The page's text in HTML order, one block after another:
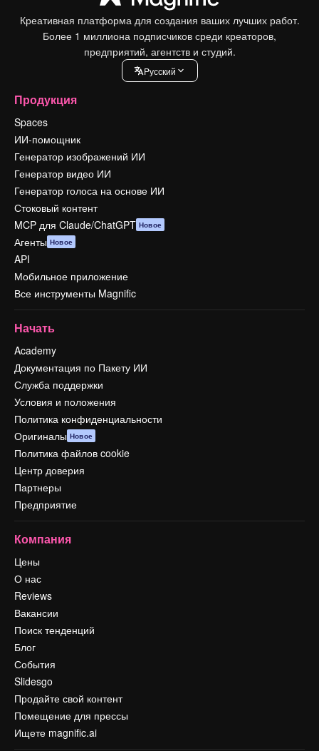
Креативная платформа для создания ваших лучших работ.
Более 1 миллиона подписчиков среди креаторов,
предприятий, агентств и студий.
Pусский
Продукция
Spaces
ИИ-помощник
Генератор изображений ИИ
Генератор видео ИИ
Генератор голоса на основе ИИ
Стоковый контент
MCP для Claude/ChatGPT Новое
Агенты Новое
API
Мобильное приложение
Все инструменты Magnific
Начать
Academy
Документация по Пакету ИИ
Служба поддержки
Условия и положения
Политика конфиденциальности
Оригиналы Новое
Политика файлов cookie
Центр доверия
Партнеры
Предприятие
Компания
Цены
О нас
Reviews
Вакансии
Поиск тенденций
Блог
События
Slidesgo
Продайте свой контент
Помещение для прессы
Ищете magnific.ai